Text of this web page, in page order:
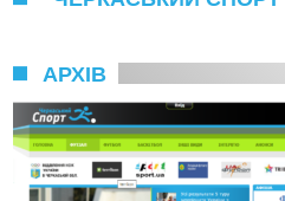
АРХІВ